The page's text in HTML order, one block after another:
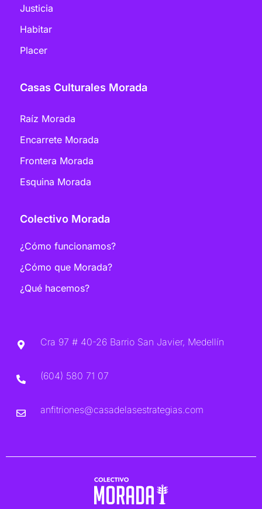
Justicia
Habitar
Placer
Casas Culturales Morada
Raíz Morada
Encarrete Morada
Frontera Morada
Esquina Morada
Colectivo Morada
¿Cómo funcionamos?
¿Cómo que Morada?
¿Qué hacemos?
Cra 97 # 40-26 Barrio San Javier, Medellín
(604) 580 71 07
anfitriones@casadelasestrategias.com